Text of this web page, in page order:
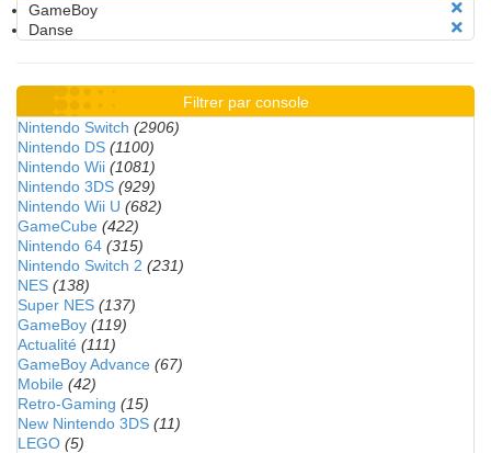
GameBoy
Danse
Filtrer par console
Nintendo Switch (2906)
Nintendo DS (1100)
Nintendo Wii (1081)
Nintendo 3DS (929)
Nintendo Wii U (682)
GameCube (422)
Nintendo 64 (315)
Nintendo Switch 2 (231)
NES (138)
Super NES (137)
GameBoy (119)
Actualité (111)
GameBoy Advance (67)
Mobile (42)
Retro-Gaming (15)
New Nintendo 3DS (11)
LEGO (5)